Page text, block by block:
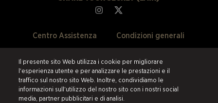
Centro Assistenza
Svendite Passate
Preferenze Cookie
Condizioni generali
Politica di rimborso
Il presente sito Web utilizza i cookie per migliorare
l'esperienza utente e per analizzare le prestazioni e il
traffico sul nostro sito Web. Inoltre, condividiamo le
informazioni sull'utilizzo del nostro sito con i nostri social
media, partner pubblicitari e di analisi.